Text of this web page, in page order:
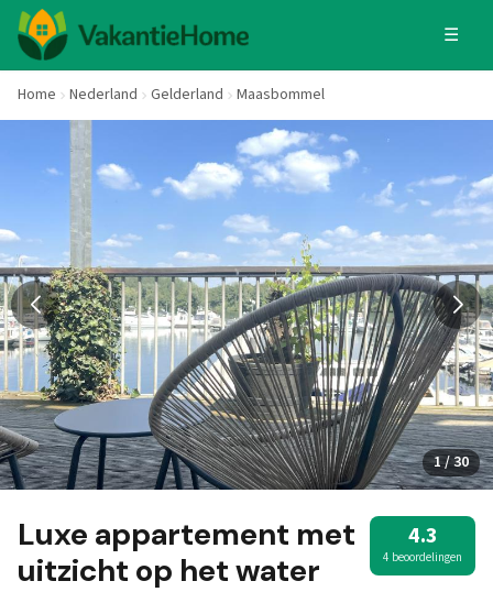
☰
Home Nederland Gelderland Maasbommel
1 / 30
Luxe appartement met
uitzicht op het water
4.3
4 beoordelingen